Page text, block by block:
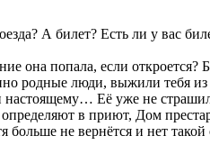
А билет? Есть ли у вас
она попала, если откроется?
родные люди, выжили тебя из
Её уже не
в приют, Дом
не вернётся и нет